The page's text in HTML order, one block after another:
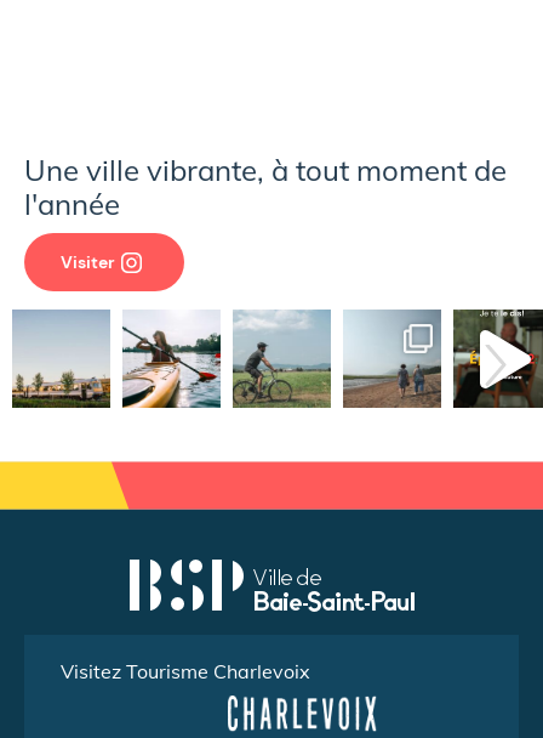
Une ville vibrante, à tout moment de
l'année
Visiter
Visitez Tourisme Charlevoix